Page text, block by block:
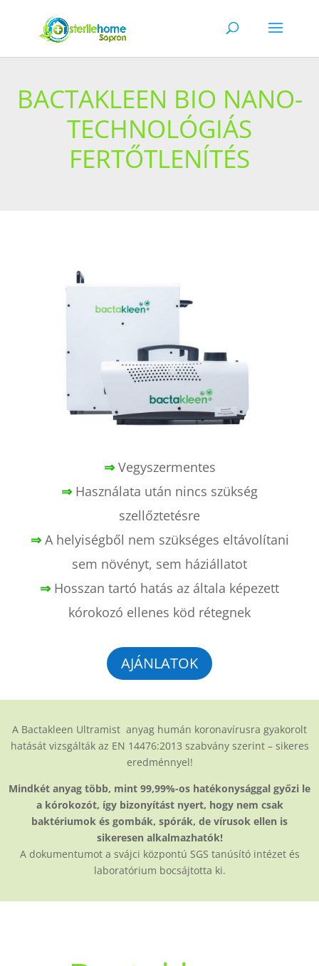
BACTAKLEEN BIO NANO-
TECHNOLÓGIÁS
FERTŐTLENÍTÉS
⇒ Vegyszermentes
⇒ Használata után nincs szükség
szellőztetésre
⇒ A helyiségből nem szükséges eltávolítani
sem növényt, sem háziállatot
⇒ Hosszan tartó hatás az általa képezett
kórokozó ellenes köd rétegnek
AJÁNLATOK
A Bactakleen Ultramist anyag humán koronavírusra gyakorolt
hatását vizsgálták az EN 14476:2013 szabvány szerint – sikeres
eredménnyel!
Mindkét anyag több, mint 99,99%-os hatékonysággal győzi le
a kórokozót, így bizonyítást nyert, hogy nem csak
baktériumok és gombák, spórák, de vírusok ellen is
sikeresen alkalmazhatók!
A dokumentumot a svájci központú SGS tanúsító intézet és
laboratórium bocsájtotta ki.